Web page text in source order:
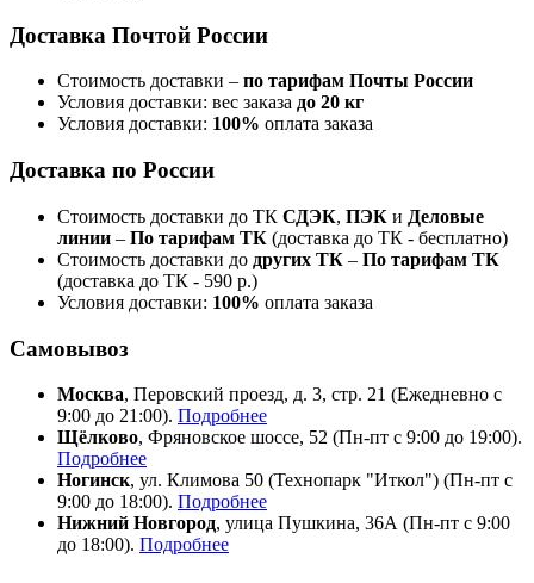
Доставка Почтой России
Стоимость доставки – по тарифам Почты России
Условия доставки: вес заказа до 20 кг
Условия доставки: 100% оплата заказа
Доставка по России
Стоимость доставки до ТК СДЭК, ПЭК и Деловые
линии – По тарифам ТК (доставка до ТК - бесплатно)
Стоимость доставки до других ТК – По тарифам ТК
(доставка до ТК - 590 р.)
Условия доставки: 100% оплата заказа
Самовывоз
Москва, Перовский проезд, д. 3, стр. 21 (Ежедневно с
9:00 до 21:00). Подробнее
Щёлково, Фряновское шоссе, 52 (Пн-пт с 9:00 до 19:00).
Подробнее
Ногинск, ул. Климова 50 (​Технопарк "Иткол") (Пн-пт с
9:00 до 18:00). Подробнее
Нижний Новгород, улица Пушкина, 36А (Пн-пт с 9:00
до 18:00). Подробнее